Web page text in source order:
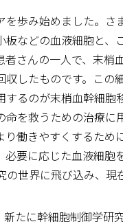
歩み始めました。
などの血液細胞と
さんの一人で、末
したものです。こ
るのが末梢血幹細
を救うための治療
働きやすくするた
要に応じた血液細
世界に飛び込み、現
たに幹細胞制御学研